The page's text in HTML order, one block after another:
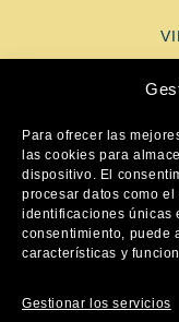
Para ofrecer las
las cookies para
dispositivo. El
procesar datos como
identificaciones únicas
consentimiento, puede
características y
Gestionar los servicios